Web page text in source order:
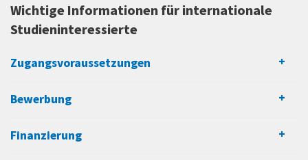
Wichtige Informationen für internationale
Studieninteressierte
Zugangsvoraussetzungen
Bewerbung
Finanzierung